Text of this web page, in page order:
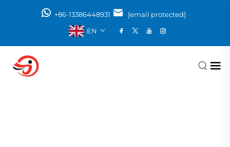
+86-13386448931
[email protected]
EN